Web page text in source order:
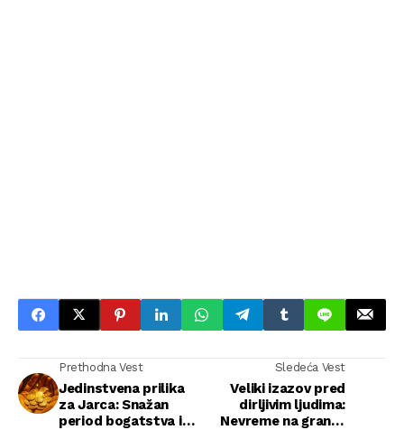
Prethodna Vest
Jedinstvena prilika
za Jarca: Snažan
period bogatstva i
Sledeća Vest
Veliki izazov pred
dirljivim ljudima:
Nevreme na granici